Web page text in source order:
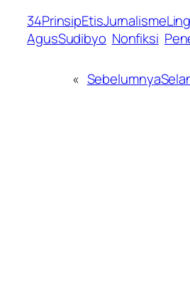
AgusSudibyo Nonfiksi
« Sebelumnya